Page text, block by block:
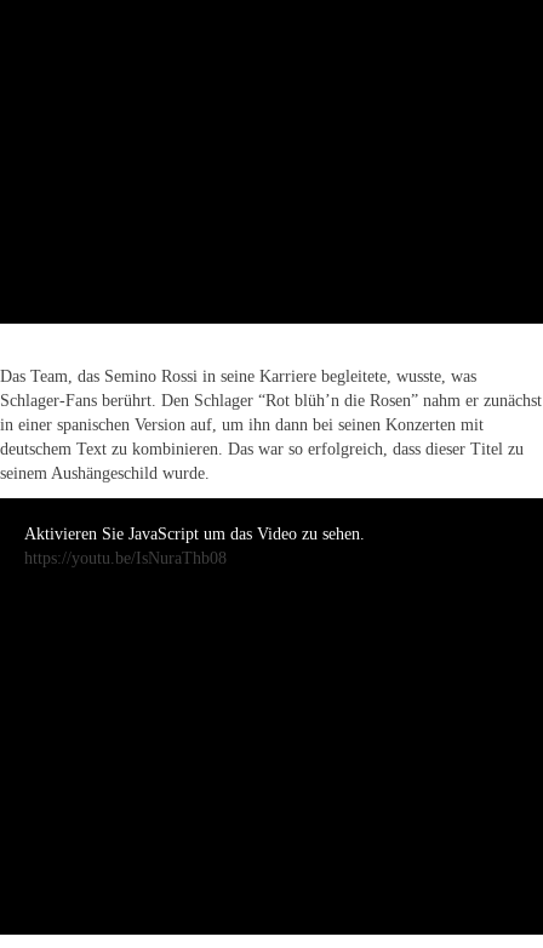
Das Team, das Semino Rossi in seine Karriere begleitete, wusste, was
Schlager-Fans berührt. Den Schlager “Rot blüh’n die Rosen” nahm er zunächst
in einer spanischen Version auf, um ihn dann bei seinen Konzerten mit
deutschem Text zu kombinieren. Das war so erfolgreich, dass dieser Titel zu
seinem Aushängeschild wurde.
Aktivieren Sie JavaScript um das Video zu sehen.
https://youtu.be/IsNuraThb08